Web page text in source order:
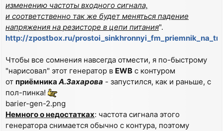
изменению частоты входного сигнала,
и соответственно так же будет меняться падение
напряжения на резисторе в цепи питания".
http://zpostbox.ru/
Чтобы все сомнения навсегда отмести, я по-быстрому
"нарисовал" этот генератор в EWB с контуром
от приёмникаА.Захарова - запустился, как и раньше, с
пол-пинка!
barier-gen-2.png
Немного о недостатках: частота сигнала этого
генератора снимается обычно с контура, поэтому